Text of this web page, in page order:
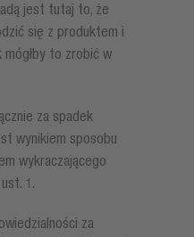
jest tutaj to, że
się z produktem i
to zrobić w
za spadek
wynikiem sposobu
wykraczającego
1.
za